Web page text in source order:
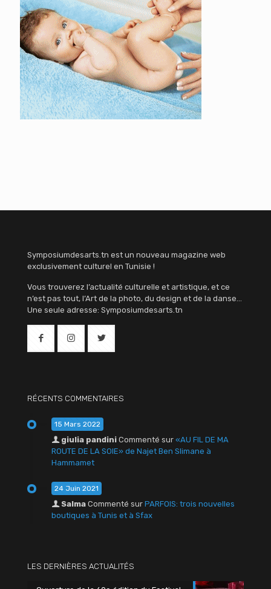
Symposiumdesarts.tn est un nouveau magazine web
exclusivement culturel en Tunisie !
Vous trouverez l’actualité culturelle et artistique, et ce
n’est pas tout, l’Art de la photo, du design et de la danse…
Une seule adresse: Symposiumdesarts.tn
RÉCENTS COMMENTAIRES
15 Mars 2022
giulia pandini Commenté sur «AU FIL DE MA
ROUTE DE LA SOIE» de Najet Ben Slimane à
Hammamet
24 Juin 2021
Salma Commenté sur PARFOIS: trois nouvelles
boutiques à Tunis et à Sfax
LES DERNIÈRES ACTUALITÉS